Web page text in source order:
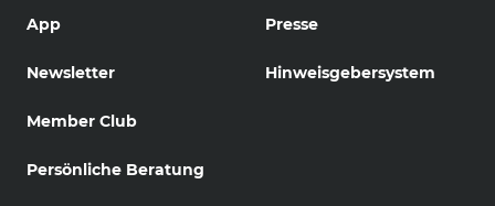
App
Newsletter
Member Club
Persönliche Beratung
Presse
Hinweisgebersystem